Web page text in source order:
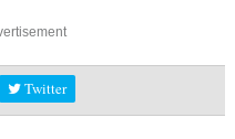
Twitter